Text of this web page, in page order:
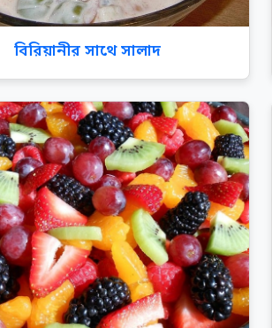
বিরিয়ানীর সাথে সালাদ